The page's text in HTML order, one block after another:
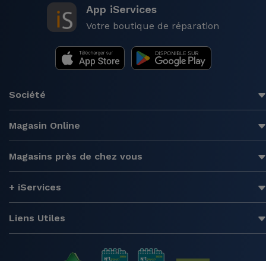
App iServices
Votre boutique de réparation
Société
Magasin Online
Magasins près de chez vous
+ iServices
Liens Utiles